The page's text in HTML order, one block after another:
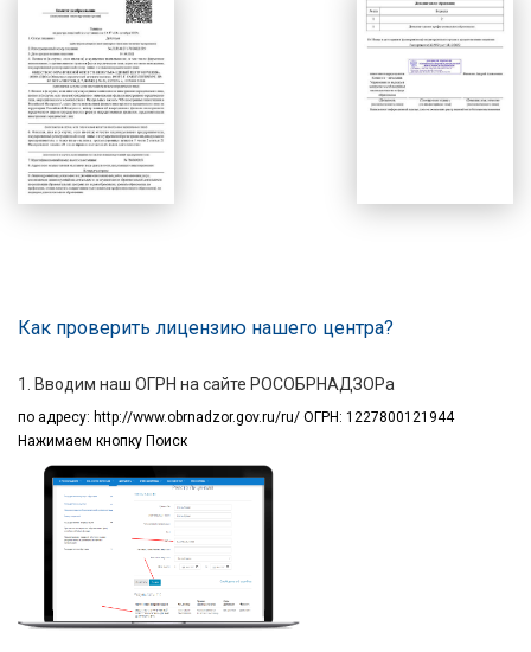
Как проверить лицензию нашего центра?
1. Вводим наш ОГРН на сайте РОСОБРНАДЗОРа
по адресу: http://www.obrnadzor.gov.ru/ru/ ОГРН: 1227800121944
Нажимаем кнопку Поиск